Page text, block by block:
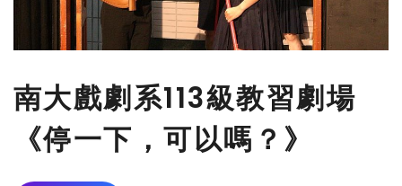
南大戲劇系113級教習劇場
《停一下，可以嗎？》